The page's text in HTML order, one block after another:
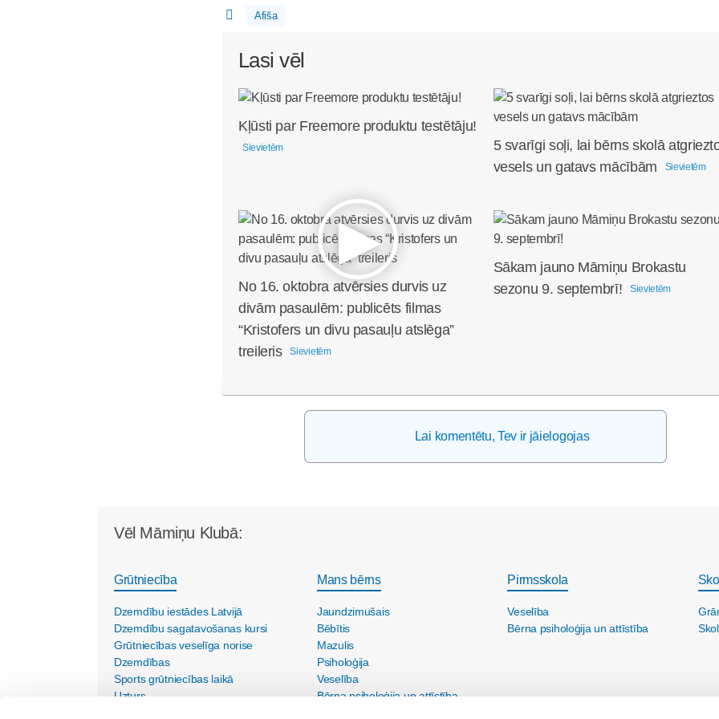
Afiša
Lasi vēl
Kļūsti par Freemore produktu testētāju!
Sievietēm
5 svarīgi soļi, lai bērns skolā
vesels un gatavs mācībām
Sievietēm
No 16. oktobra atvērsies durvis uz
divām pasaulēm: publicēts filmas
“Kristofers un divu pasauļu atslēga”
treileris
Sievietēm
Sākam jauno Māmiņu Brokastu
sezonu 9. septembrī!
Sievietēm
Lai komentētu, Tev ir jāielogojas
Vēl Māmiņu Klubā:
Grūtniecība
Dzemdību iestādes Latvijā
Dzemdību sagatavošanas kursi
Grūtniecības veselīga norise
Dzemdības
Sports grūtniecības laikā
Uzturs
Mans bērns
Jaundzimušais
Bēbītis
Mazulis
Psiholoģija
Veselība
Bērna psiholoģija un attīstība
Pirmsskola
Veselība
Bērna psiholoģija un attīstība